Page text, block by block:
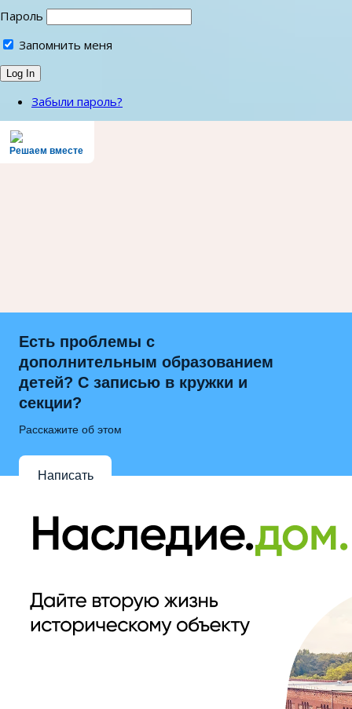
Пароль
Запомнить меня
Забыли пароль?
Решаем вместе
Есть проблемы с
дополнительным образованием
детей? С записью в кружки и
секции?
Расскажите об этом
Написать